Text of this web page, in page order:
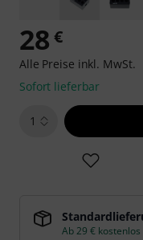
28 €
Alle Preise inkl. MwSt.
Sofort lieferbar
1
Ab 29 € kostenlos